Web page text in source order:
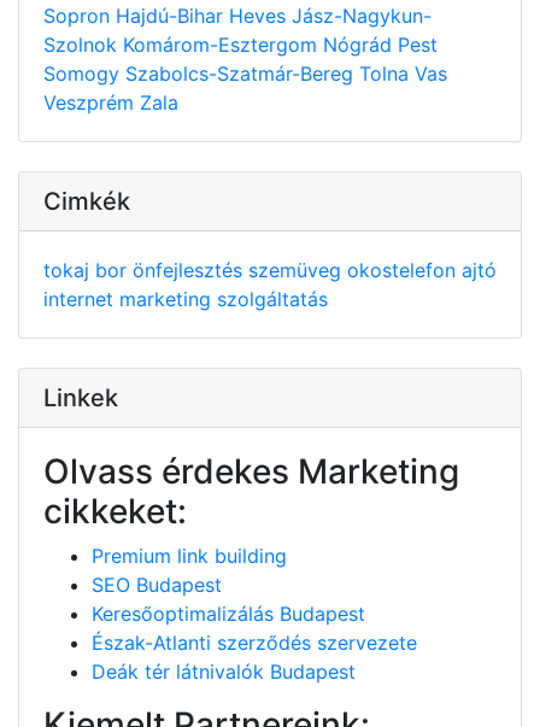
Sopron Hajdú-Bihar Heves Jász-Nagykun-
Szolnok Komárom-Esztergom Nógrád Pest
Somogy Szabolcs-Szatmár-Bereg Tolna Vas
Veszprém Zala
Cimkék
tokaj bor önfejlesztés szemüveg okostelefon ajtó
internet marketing szolgáltatás
Linkek
Olvass érdekes Marketing
cikkeket:
Premium link building
SEO Budapest
Keresőoptimalizálás Budapest
Észak-Atlanti szerződés szervezete
Deák tér látnivalók Budapest